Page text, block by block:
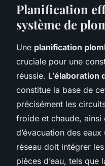
Planification
système de
Une planification
cruciale pour une
réussie. L’élaboration
constitue la base de
précisément les
froide et chaude, ainsi
d’évacuation des
réseau doit intégrer
pièces d’eau, tels que